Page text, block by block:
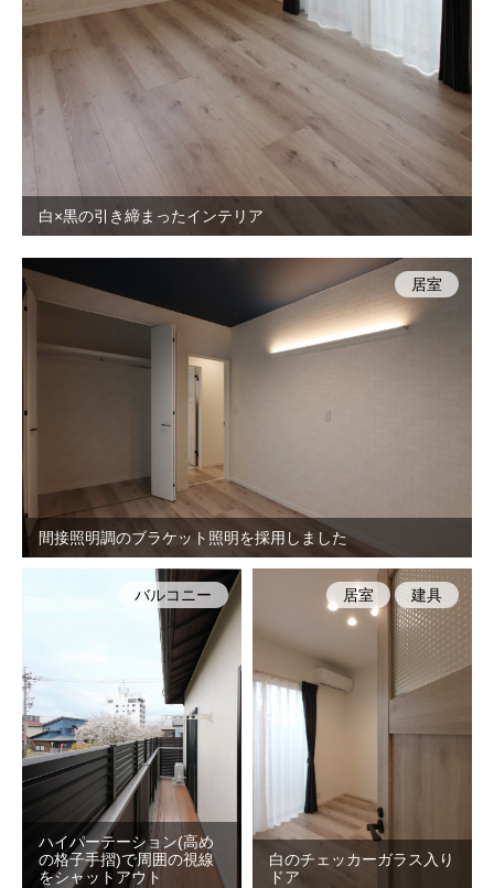
白×黒の引き締まったインテリア
間接照明調のブラケット照明を採用しました
居室
ハイパーテーション(高め
の格子手摺)で周囲の視線
をシャットアウト
バルコニー
白のチェッカーガラス入り
ドア
居室 建具